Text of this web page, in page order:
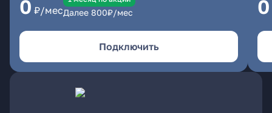
0 ₽/месДалее 800₽/мес
Подключить
0